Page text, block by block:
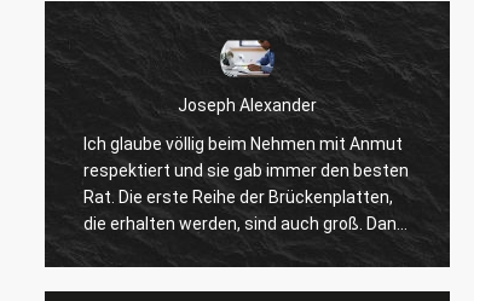
Joseph Alexander
Ich glaube völlig beim Nehmen mit Anmut
respektiert und sie gab immer den besten
Rat. Die erste Reihe der Brückenplatten,
die erhalten werden, sind auch groß. Dank
alle.